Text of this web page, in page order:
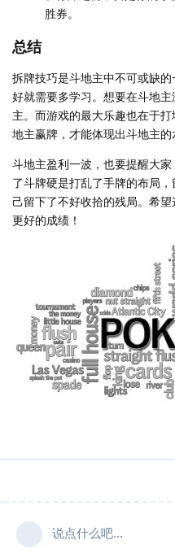
胜券。
总结
拆牌技巧是斗地主中不可或缺
好就需要多学习。想要在斗地
主。而游戏的最大乐趣也在于
地主赢牌，才能体现出斗地主的
斗地主盈利一波，也要提醒大
了斗牌硬是打乱了手牌的布局
己留下了不好收拾的残局。希
更好的成绩！
说点什么吧...